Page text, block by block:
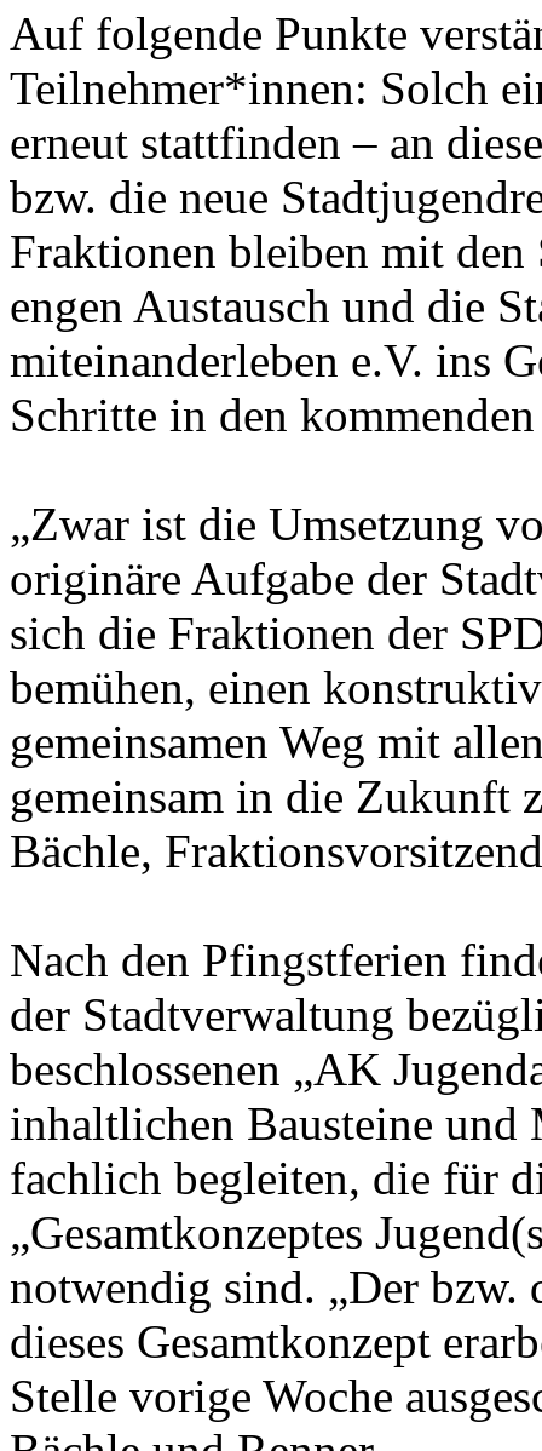
Auf folgende Punkte
Teilnehmer*innen: Solch
erneut stattfinden – an
bzw. die neue
Fraktionen bleiben mit
engen Austausch und die
miteinanderleben e.V. ins
Schritte in den
„Zwar ist die Umsetzung
originäre Aufgabe der
sich die Fraktionen der
bemühen, einen
gemeinsamen Weg mit
gemeinsam in die Zukunft
Bächle,
Nach den Pfingstferien
der Stadtverwaltung
beschlossenen „AK
inhaltlichen Bausteine und
fachlich begleiten, die für
„Gesamtkonzeptes
notwendig sind. „Der
dieses Gesamtkonzept
Stelle vorige Woche